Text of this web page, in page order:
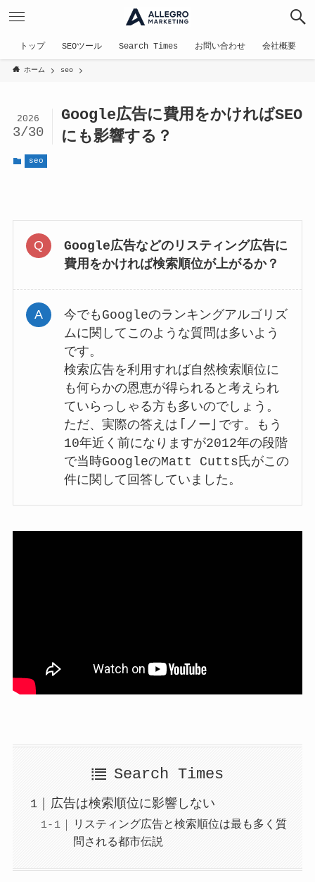
トップ SEOツール Search Times お問い合わせ 会社概要
ホーム seo
Google広告に費用をかければSEO
にも影響する？
2026
3/30
seo
Google広告などのリスティング広告に
費用をかければ検索順位が上がるか？
今でもGoogleのランキングアルゴリズ
ムに関してこのような質問は多いよう
です。
検索広告を利用すれば自然検索順位に
も何らかの恩恵が得られると考えられ
ていらっしゃる方も多いのでしょう。
ただ、実際の答えは「ノー」です。もう
10年近く前になりますが2012年の段階
で当時GoogleのMatt Cutts氏がこの
件に関して回答していました。
Search Times
広告は検索順位に影響しない
リスティング広告と検索順位は最も多く質
問される都市伝説